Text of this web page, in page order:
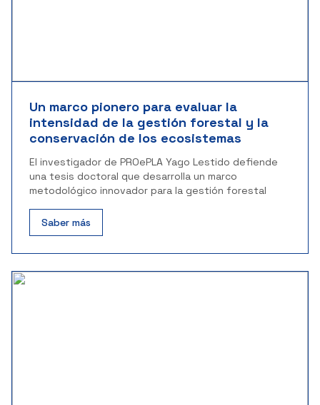
Un marco pionero para evaluar la
intensidad de la gestión forestal y la
conservación de los ecosistemas
El investigador de PROePLA Yago Lestido defiende
una tesis doctoral que desarrolla un marco
metodológico innovador para la gestión forestal
Saber más